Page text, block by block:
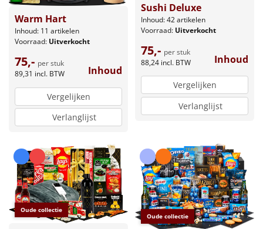
Warm Hart
Inhoud: 11 artikelen
Voorraad: Uitverkocht
75,- per stuk
89,31 incl. BTW Inhoud
Vergelijken
Verlanglijst
Sushi Deluxe
Inhoud: 42 artikelen
Voorraad: Uitverkocht
75,- per stuk
88,24 incl. BTW Inhoud
Vergelijken
Verlanglijst
Oude collectie
Oude collectie